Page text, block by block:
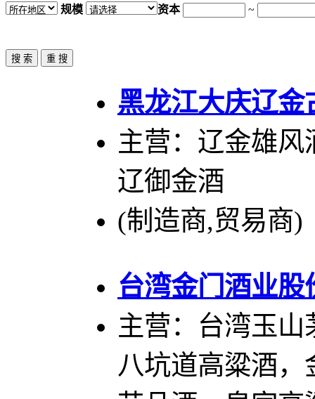
规模
资本 ~
黑龙江大庆辽金
主营：辽金雄
辽御金酒
(制造商,贸易商
台湾金门酒业股
主营：台湾玉
八坑道高粱酒，